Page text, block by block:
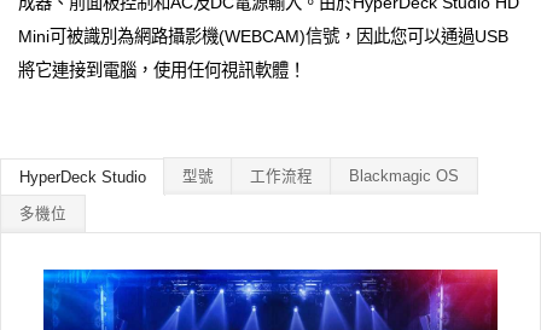
Mini可被識別為網路攝影機(WEBCAM)信號，因此您可以通過USB
將它連接到電腦，使用任何視訊軟體！
HyperDeck Studio 型號 工作流程 Blackmagic OS
多機位